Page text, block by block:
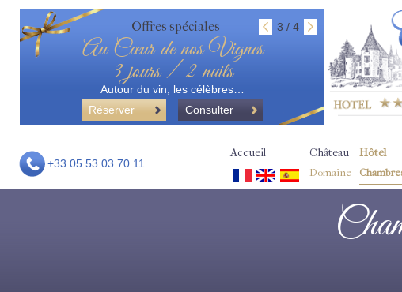
Offres spéciales 3 / 4
Au Cœur de nos Vignes
3 jours / 2 nuits
Autour du vin, les célèbres…
Réserver
Consulter
+33 05.53.03.70.11
Accueil Château
Domaine
Hôtel